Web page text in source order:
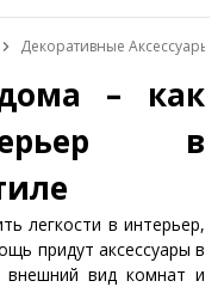
Декоративные Аксессуары
– как
в
легкости в интерьер,
придут аксессуары в
внешний вид комнат и